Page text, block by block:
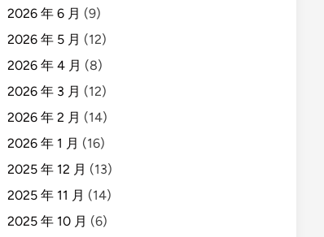
2026 年 6 月 (9)
2026 年 5 月 (12)
2026 年 4 月 (8)
2026 年 3 月 (12)
2026 年 2 月 (14)
2026 年 1 月 (16)
2025 年 12 月 (13)
2025 年 11 月 (14)
2025 年 10 月 (6)